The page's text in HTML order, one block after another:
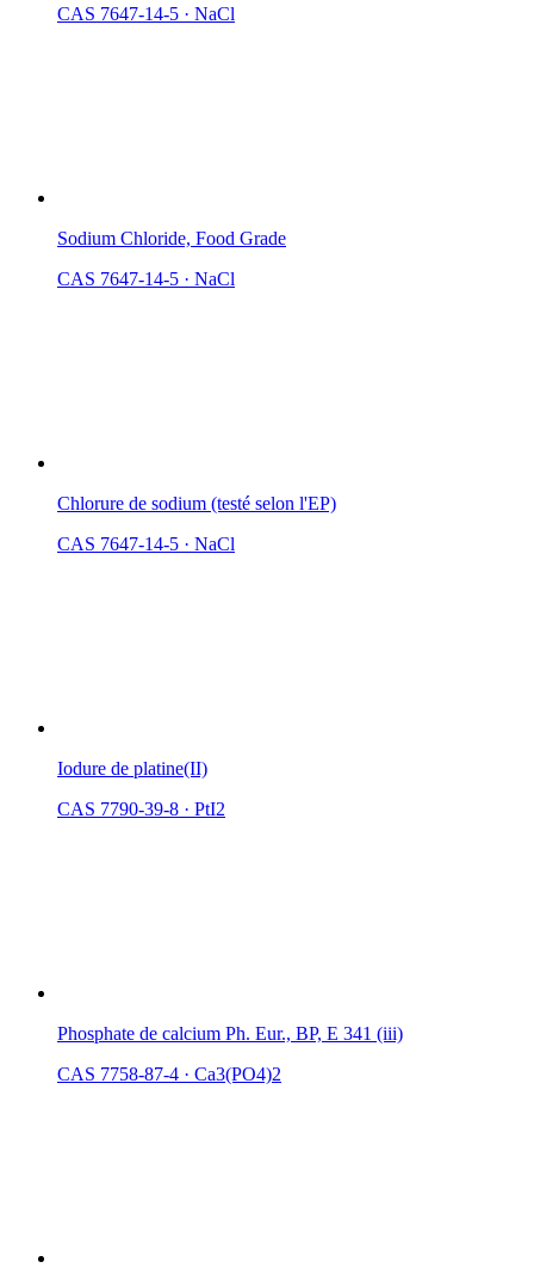
CAS 7647-14-5 · NaCl
Sodium Chloride, Food Grade
CAS 7647-14-5 · NaCl
Chlorure de sodium (testé selon l'EP)
CAS 7647-14-5 · NaCl
Iodure de platine(II)
CAS 7790-39-8 · PtI2
Phosphate de calcium Ph. Eur., BP, E 341 (iii)
CAS 7758-87-4 · Ca3(PO4)2